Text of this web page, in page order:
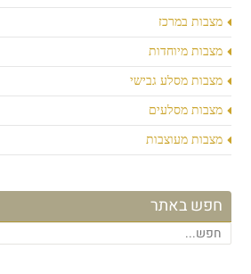
מצבות במרכז
מצבות מיוחדות
מצבות מסלע גבישי
מצבות מסלעים
מצבות מעוצבות
חפש באתר